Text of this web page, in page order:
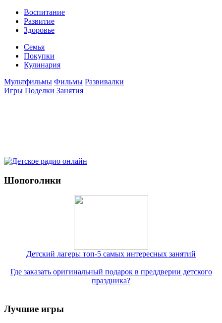
Воспитание
Развитие
Здоровье
Семья
Покупки
Кулинария
Мультфильмы Фильмы Развивалки
Игры Поделки Занятия
Шопоголики
Детский лагерь: топ-5 самых интересных занятий
Где заказать оригинальный подарок в преддверии детского
праздника?
Лучшие игры